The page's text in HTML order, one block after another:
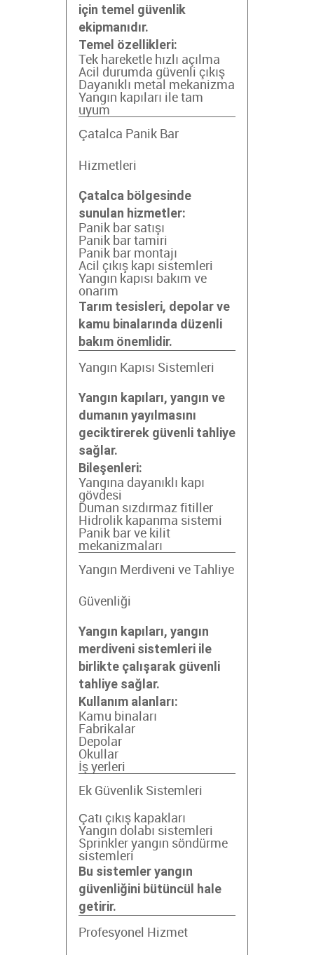
için temel güvenlik
ekipmanıdır.
Temel özellikleri:
Tek hareketle hızlı açılma
Acil durumda güvenli çıkış
Dayanıklı metal mekanizma
Yangın kapıları ile tam
uyum
Çatalca Panik Bar
Hizmetleri
Çatalca bölgesinde
sunulan hizmetler:
Panik bar satışı
Panik bar tamiri
Panik bar montajı
Acil çıkış kapı sistemleri
Yangın kapısı bakım ve
onarım
Tarım tesisleri, depolar ve
kamu binalarında düzenli
bakım önemlidir.
Yangın Kapısı Sistemleri
Yangın kapıları, yangın ve
dumanın yayılmasını
geciktirerek güvenli tahliye
sağlar.
Bileşenleri:
Yangına dayanıklı kapı
gövdesi
Duman sızdırmaz fitiller
Hidrolik kapanma sistemi
Panik bar ve kilit
mekanizmaları
Yangın Merdiveni ve Tahliye
Güvenliği
Yangın kapıları, yangın
merdiveni sistemleri ile
birlikte çalışarak güvenli
tahliye sağlar.
Kullanım alanları:
Kamu binaları
Fabrikalar
Depolar
Okullar
İş yerleri
Ek Güvenlik Sistemleri
Çatı çıkış kapakları
Yangın dolabı sistemleri
Sprinkler yangın söndürme
sistemleri
Bu sistemler yangın
güvenliğini bütüncül hale
getirir.
Profesyonel Hizmet